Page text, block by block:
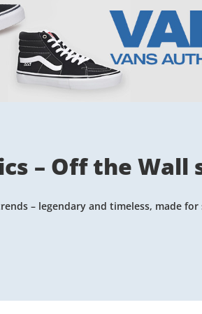
United Kingdom
– Off the Wall
– legendary and timeless, made